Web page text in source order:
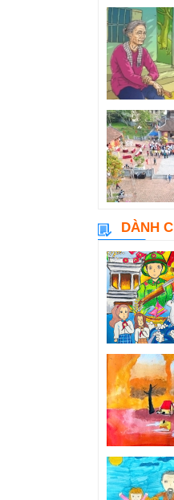
DÀNH